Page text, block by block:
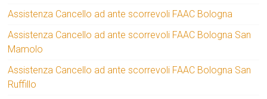
Assistenza Cancello ad ante scorrevoli FAAC Bologna
Assistenza Cancello ad ante scorrevoli FAAC Bologna San
Mamolo
Assistenza Cancello ad ante scorrevoli FAAC Bologna San
Ruffillo